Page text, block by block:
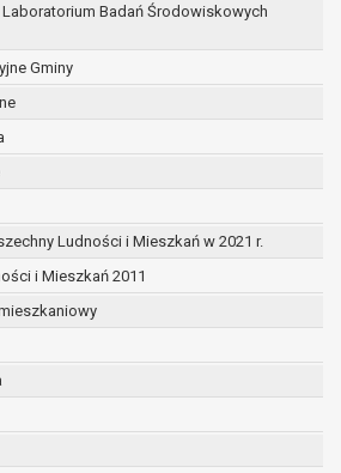
Badań Środowiskowych
Gminy
Ludności i Mieszkań w 2021 r.
i Mieszkań 2011
i rozliczeniu umowy, do
tej zgody.
umów o dofinansowanie
od momentu pozyskania
są przez okres wynikający z
zawartej między
określoną instytucją, trwałości
i konieczności zachowania
do celów kontrolnych.
przez
osobowych przysługuje
do treści danych oraz
ich kopii na podstawie art. 15
art. 16 RODO,